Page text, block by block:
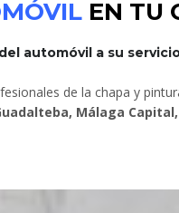
EN TU
automóvil a su
de la chapa y
Málaga